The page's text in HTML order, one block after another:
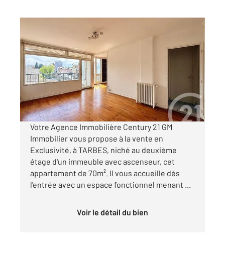
69,71 m
, 3 pièces
Ref : 2978
Appartement T3 à vendre
84 000 €
Visiter le site dédié
Votre Agence Immobilière Century 21 GM
Immobilier vous propose à la vente en
Exclusivité, à TARBES, niché au deuxième
étage d'un immeuble avec ascenseur, cet
appartement de 70m². Il vous accueille dès
l'entrée avec un espace fonctionnel menant ...
Voir le détail du bien